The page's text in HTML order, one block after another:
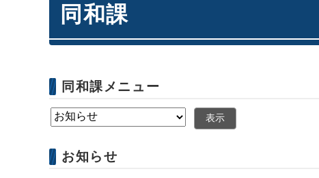
同和課
同和課メニュー
表示
お知らせ